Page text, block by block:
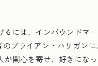
には、インバウンドマ
ブライアン・ハリガン
関心を寄せ、好きにな